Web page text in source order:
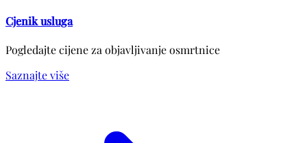
Cjenik usluga
Pogledajte cijene za objavljivanje osmrtnice
Saznajte više